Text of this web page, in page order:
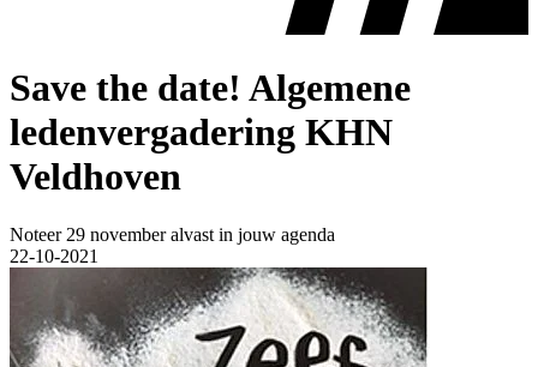
Save the date! Algemene
ledenvergadering KHN
Veldhoven
Noteer 29 november alvast in jouw agenda
22-10-2021